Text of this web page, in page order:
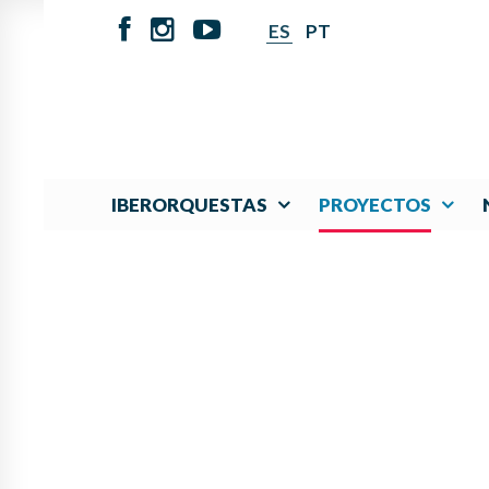
ES PT
IBERORQUESTAS PROYECTOS